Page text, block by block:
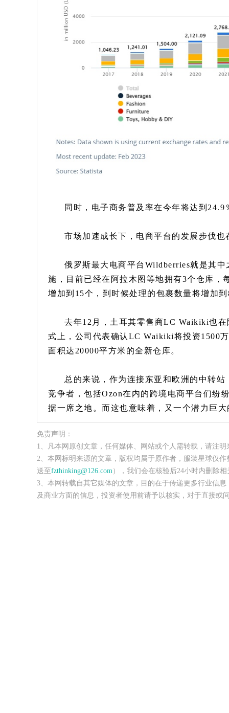
同时，电子商务普及率在今年将达到
市场加速成长下，电商平台的发展步伐也
俄罗斯最大电商平台Wildberries就是其
施，目前已经在阿拉木图等地拥有3个仓库，
增加到15个，到时候处理的包裹数量将增加
去年12月，土耳其零售商LC Waikiki也
式上，公司代表确认LC Waikiki将投资1500
面积达20000平方米的全新仓库。
总的来说，作为连接东亚和欧洲的中转
竞争者，包括Ozon在内的跨境电商平台们纷
据一席之地。而这也意味着，又一个潜力巨
免责声明：
1、凡本网原创文章，任何媒体、网站或个人需转载，请注明
2、本网标明来源的文章，版权均属于原作者，服装星球仅
送至fzthinking@126.com ），我们会在核验后24小时内删除
3、本网转载自其它媒体的文章，目的在于传递更多行业信
及商业方面的信息，投资者使用前请予以核实，对于直接